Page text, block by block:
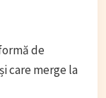
de
care merge la